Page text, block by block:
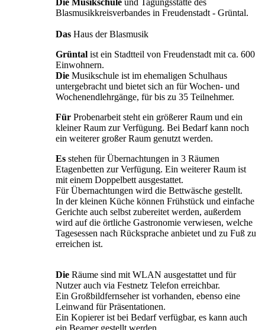
Blasmusikkreisverbandes in Freudenstadt - Grüntal.
Das Haus der Blasmusik
Grüntal ist ein Stadtteil von Freudenstadt mit ca. 600
Einwohnern.
Die Musikschule ist im ehemaligen Schulhaus
untergebracht und bietet sich an für Wochen- und
Wochenendlehrgänge, für bis zu 35 Teilnehmer.
Für Probenarbeit steht ein größerer Raum und ein
kleiner Raum zur Verfügung. Bei Bedarf kann noch
ein weiterer großer Raum genutzt werden.
Es stehen für Übernachtungen in 3 Räumen
Etagenbetten zur Verfügung. Ein weiterer Raum ist
mit einem Doppelbett ausgestattet.
Für Übernachtungen wird die Bettwäsche gestellt.
In der kleinen Küche können Frühstück und einfache
Gerichte auch selbst zubereitet werden, außerdem
wird auf die örtliche Gastronomie verwiesen, welche
Tagesessen nach Rücksprache anbietet und zu Fuß zu
erreichen ist.
Die Räume sind mit WLAN ausgestattet und für
Nutzer auch via Festnetz Telefon erreichbar.
Ein Großbildfernseher ist vorhanden, ebenso eine
Leinwand für Präsentationen.
Ein Kopierer ist bei Bedarf verfügbar, es kann auch
ein Beamer gestellt werden.